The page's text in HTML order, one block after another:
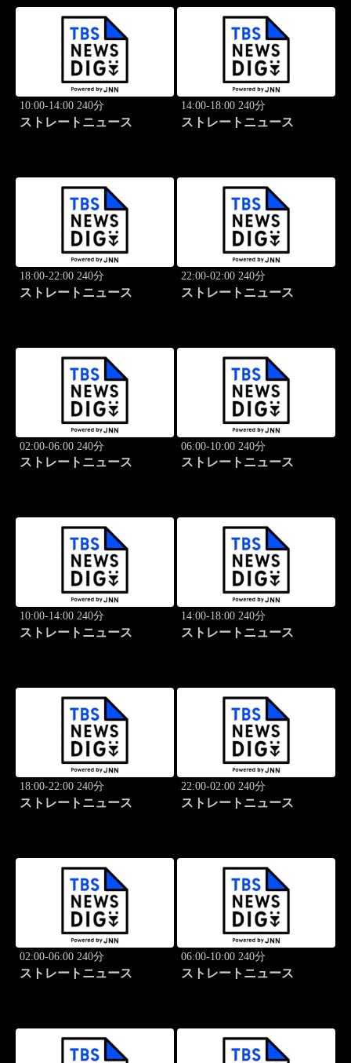
10:00-14:00 240分
ストレートニュース
14:00-18:00 240分
ストレートニュース
18:00-22:00 240分
ストレートニュース
22:00-02:00 240分
ストレートニュース
02:00-06:00 240分
ストレートニュース
06:00-10:00 240分
ストレートニュース
10:00-14:00 240分
ストレートニュース
14:00-18:00 240分
ストレートニュース
18:00-22:00 240分
ストレートニュース
22:00-02:00 240分
ストレートニュース
02:00-06:00 240分
ストレートニュース
06:00-10:00 240分
ストレートニュース